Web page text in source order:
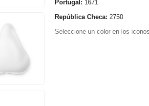
Portugal: 1671
República Checa: 2750
Seleccione un color en los